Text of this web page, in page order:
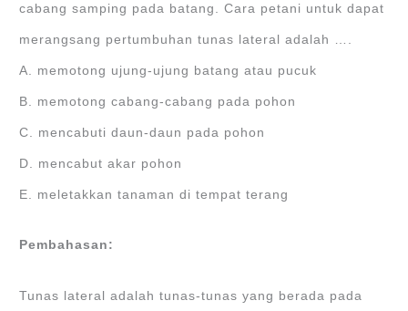
cabang samping pada batang. Cara petani untuk dapat
merangsang pertumbuhan tunas lateral adalah ….
A. memotong ujung-ujung batang atau pucuk
B. memotong cabang-cabang pada pohon
C. mencabuti daun-daun pada pohon
D. mencabut akar pohon
E. meletakkan tanaman di tempat terang
Pembahasan:
Tunas lateral adalah tunas-tunas yang berada pada